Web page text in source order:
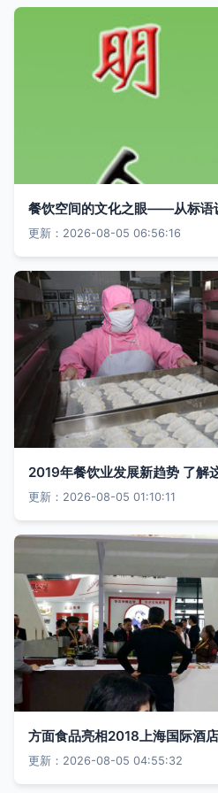
餐饮空间的文化之眼——从标语
更新：2026-08-05 06:56:16
2019年餐饮业发展新趋势 了解
更新：2026-08-05 01:10:11
更新：2026-08-05 04:55:32